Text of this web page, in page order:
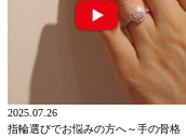
2025.07.26
指輪選びでお悩みの方へ～手の骨格